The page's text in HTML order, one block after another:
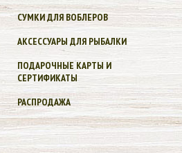
СУМКИ ДЛЯ ВОБЛЕРОВ
АКСЕССУАРЫ ДЛЯ РЫБАЛКИ
ПОДАРОЧНЫЕ КАРТЫ И
СЕРТИФИКАТЫ
РАСПРОДАЖА